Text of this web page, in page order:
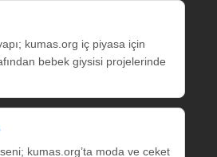
kumas.org iç piyasa için
bebek giysisi projelerinde
kumas.org’ta moda ve ceket